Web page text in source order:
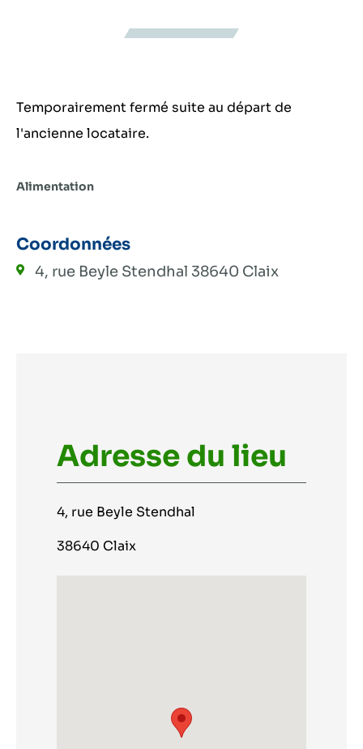
Temporairement fermé suite au départ de
l'ancienne locataire.
Alimentation
Coordonnées
4, rue Beyle Stendhal 38640 Claix
Adresse du lieu
4, rue Beyle Stendhal
38640 Claix